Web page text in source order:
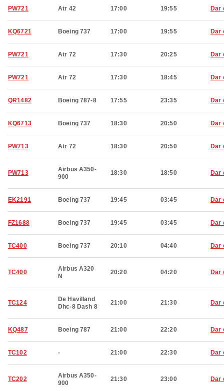
PW721 Atr 42 17:00 19:55 Dar
KQ6721 Boeing 737 17:00 19:55 Dar
PW721 Atr 72 17:30 20:25 Dar
PW721 Atr 72 17:30 18:45 Dar
QR1482 Boeing 787-8 17:55 23:35 Dar
KQ6713 Boeing 737 18:30 20:50 Dar
PW713 Atr 72 18:30 20:50 Dar
PW713
Airbus A350-
900
18:30 18:50 Dar
EK2191 Boeing 737 19:45 03:45 Dar
FZ1688 Boeing 737 19:45 03:45 Dar
TC400 Boeing 737 20:10 04:40 Dar
TC400
Airbus A320
N
20:20 04:20 Dar
TC124
De Havilland
Dhc-8 Dash 8
21:00 21:30 Dar
KQ487 Boeing 787 21:00 22:20 Dar
TC102 - 21:00 22:30 Dar
TC202
Airbus A350-
900
21:30 23:00 Dar